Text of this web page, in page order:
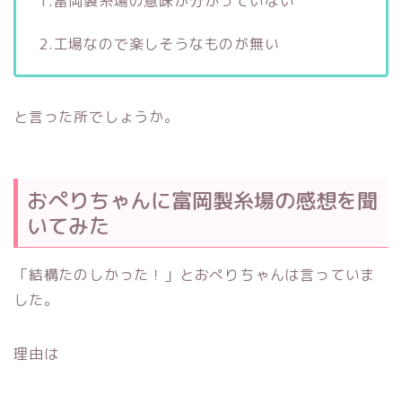
2.工場なので楽しそうなものが無い
と言った所でしょうか。
おぺりちゃんに富岡製糸場の感想を聞
いてみた
「結構たのしかった！」とおぺりちゃんは言っていま
した。
理由は